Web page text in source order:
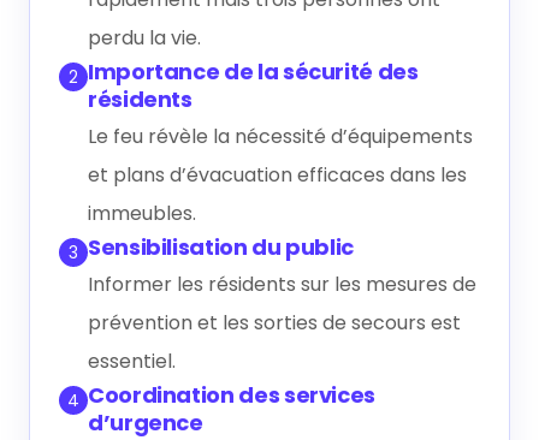
perdu la vie.
2 Importance de la sécurité des
résidents
Le feu révèle la nécessité d’équipements
et plans d’évacuation efficaces dans les
immeubles.
3 Sensibilisation du public
Informer les résidents sur les mesures de
prévention et les sorties de secours est
essentiel.
4 Coordination des services
d’urgence